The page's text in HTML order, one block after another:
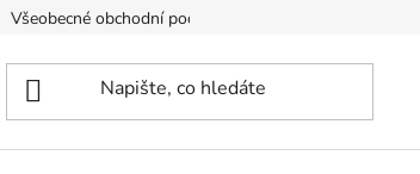
Všeobecné obchodní podmínky Podmínky